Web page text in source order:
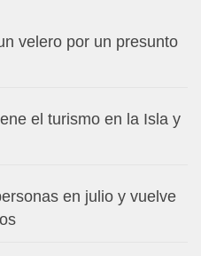
velero por un presunto
el turismo en la Isla y
en julio y vuelve